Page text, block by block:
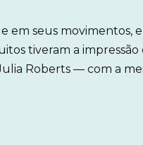
em seus movimentos,
tiveram a
Roberts — com a